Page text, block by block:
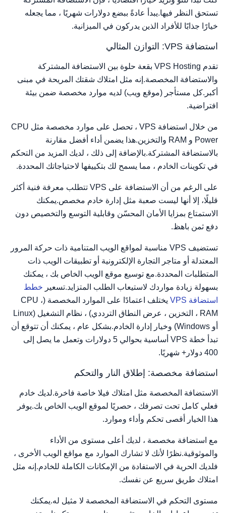
تستحق النظر فيها.يبدأ عادةً ببضع دولارات شهريًا ، مما يجعله
خيارًا جذابًا للأفراد الذين يدركون في الميزانية.
استضافة VPS: التوازن المثالي
تقدم VPS Hosting بقعة حلوة بين الاستضافة المشتركة
والاستضافة المخصصة.إنه مثل امتلاك شقتك المريحة في مبنى
أكبر.كل مستأجر (موقع ويب) لديه موارد مخصصة ضمن بيئة
افتراضية.
من خلال استضافة VPS ، تحصل على موارد مخصصة مثل CPU
Power و RAM والتخزين.هذا يضمن أداء أفضل مقارنة
بالاستضافة المشتركة.بالإضافة إلى ذلك ، لديك المزيد من التحكم
في تكوينات الخادم ، مما يسمح لك بتكييفها لاحتياجاتك المحددة.
على الرغم من أن الاستضافة على VPS تتطلب معرفة فنية أكثر
قليلًا، إلا أنها ليست صعبة مثل إدارة خادم مخصص.يمكنك
الاستمتاع بمزايا الأمان المحسّن وقابلية التوسع والتخصيص دون
دفع ثمن باهظ.
تستضيف VPS مناسبة لمواقع الويب المتنامية ذات حركة المرور
المعتدلة أو متاجر التجارة الإلكترونية أو تطبيقات الويب ذات
المتطلبات المحددة.مع توسيع موقع الويب الخاص بك ، يمكنك
بسهولة زيادة مواردك لاستيعاب الطلب المتزايد.تسعير خطط
استضافة VPS
يختلف اعتمادًا على الموارد المخصصة (CPU ،
RAM ، التخزين ، عرض النطاق الترددي) ، نظام التشغيل (Linux
أو Windows) وخيار إدارة الخادم.بشكل عام ، يمكنك أن تتوقع أن
تبدأ خطة VPS أساسية بحوالي 5 دولارات وتعمل ما يصل إلى
400 دولار+ شهريًا.
استضافة مخصصة: إطلاق النار والتحكم
الاستضافة المخصصة مثل امتلاك فيلا خاصة فاخرة.لديك خادم
فعلي كامل تحت تصرفك ، حصريًا لموقع الويب الخاص بك.يوفر
هذا الخيار أقصى تحكم وأداء وموارد.
مع استضافة مخصصة ، لديك أعلى مستوى من الأداء
والموثوقية.نظرًا لأنك لا تشارك الموارد مع مواقع الويب الأخرى ،
فلديك الحرية في الاستفادة من الإمكانات الكاملة للخادم.إنه مثل
امتلاك طريق سريع عن نفسك.
مستوى التحكم في الاستضافة المخصصة لا مثيل له.يمكنك